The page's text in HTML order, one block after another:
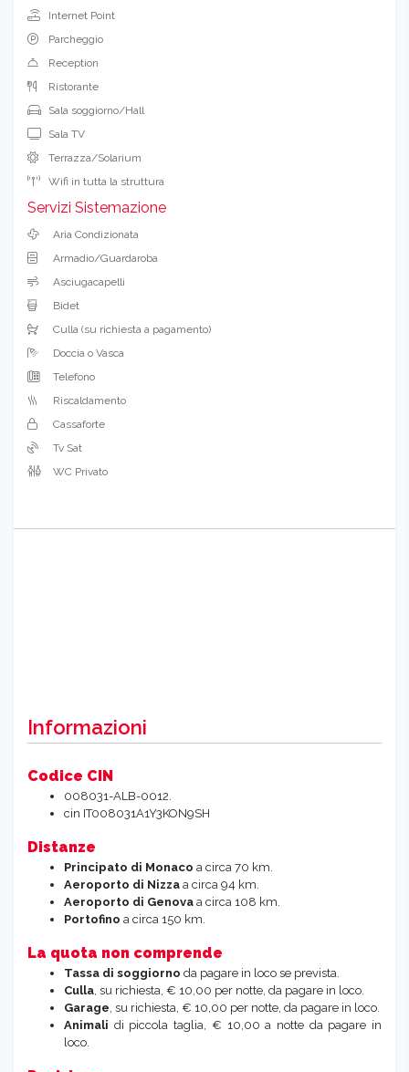
Internet Point
Parcheggio
Reception
Ristorante
Sala soggiorno/Hall
Sala TV
Terrazza/Solarium
Wifi in tutta la struttura
Servizi Sistemazione
Aria Condizionata
Armadio/Guardaroba
Asciugacapelli
Bidet
Culla (su richiesta a pagamento)
Doccia o Vasca
Telefono
Riscaldamento
Cassaforte
Tv Sat
WC Privato
Informazioni
Codice CIN
008031-ALB-0012.
cin IT008031A1Y3KON9SH
Distanze
Principato di Monaco a circa 70 km.
Aeroporto di Nizza a circa 94 km.
Aeroporto di Genova a circa 108 km.
Portofino a circa 150 km.
La quota non comprende
Tassa di soggiorno da pagare in loco se prevista.
Culla , su richiesta, € 10,00 per notte, da pagare in loco.
Garage , su richiesta, € 10,00 per notte, da pagare in loco.
Animali di piccola taglia, € 10,00 a notte da pagare in
loco.